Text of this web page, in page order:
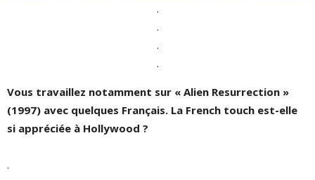
.
.
.
.
Vous travaillez notamment sur « Alien Resurrection »
(1997) avec quelques Français. La French touch est-elle
si appréciée à Hollywood ?
.